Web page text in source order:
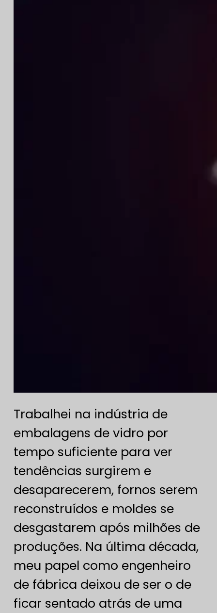
Trabalhei na indústria de
embalagens de vidro por
tempo suficiente para ver
tendências surgirem e
desaparecerem, fornos serem
reconstruídos e moldes se
desgastarem após milhões de
produções. Na última década,
meu papel como engenheiro
de fábrica deixou de ser o de
ficar sentado atrás de uma